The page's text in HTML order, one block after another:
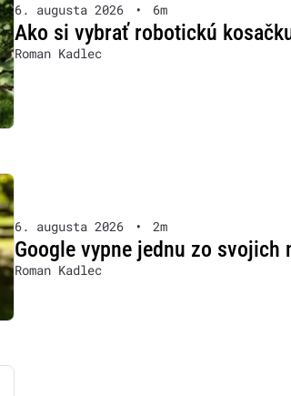
6. augusta 2026 • 6m
Ako si vybrať robotickú
Roman Kadlec
6. augusta 2026 • 2m
Google vypne jednu zo
Roman Kadlec